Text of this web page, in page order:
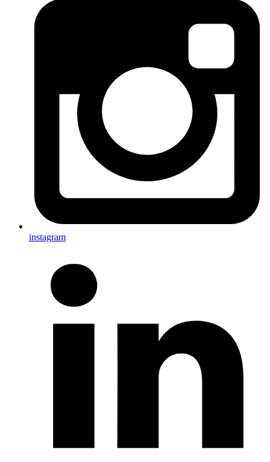
instagram